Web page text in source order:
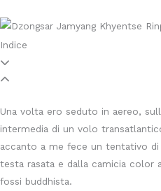
Indice
Una volta ero seduto in aereo,
intermedia di un volo
accanto a me fece un tentativo
testa rasata e dalla camicia color
fossi buddhista.